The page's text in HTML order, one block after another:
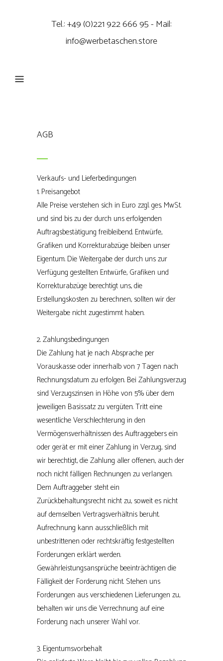
Tel.: +49 (0)221 922 666 95 - Mail:
info@werbetaschen.store
AGB
Verkaufs- und Lieferbedingungen
1. Preisangebot
Alle Preise verstehen sich in Euro zzgl. ges. MwSt.
und sind bis zu der durch uns erfolgenden
Auftragsbestätigung freibleibend. Entwürfe,
Grafiken und Korrekturabzüge bleiben unser
Eigentum. Die Weitergabe der durch uns zur
Verfügung gestellten Entwürfe, Grafiken und
Korrekturabzüge berechtigt uns, die
Erstellungskosten zu berechnen, sollten wir der
Weitergabe nicht zugestimmt haben.
2. Zahlungsbedingungen
Die Zahlung hat je nach Absprache per
Vorauskasse oder innerhalb von 7 Tagen nach
Rechnungsdatum zu erfolgen. Bei Zahlungsverzug
sind Verzugszinsen in Höhe von 5% über dem
jeweiligen Basissatz zu vergüten. Tritt eine
wesentliche Verschlechterung in den
Vermögensverhältnissen des Auftraggebers ein
oder gerät er mit einer Zahlung in Verzug, sind
wir berechtigt, die Zahlung aller offenen, auch der
noch nicht fälligen Rechnungen zu verlangen.
Dem Auftraggeber steht ein
Zurückbehaltungsrecht nicht zu, soweit es nicht
auf demselben Vertragsverhältnis beruht.
Aufrechnung kann ausschließlich mit
unbestrittenen oder rechtskräftig festgestellten
Forderungen erklärt werden.
Gewährleistungsansprüche beeinträchtigen die
Fälligkeit der Forderung nicht. Stehen uns
Forderungen aus verschiedenen Lieferungen zu,
behalten wir uns die Verrechnung auf eine
Forderung nach unserer Wahl vor.
3. Eigentumsvorbehalt